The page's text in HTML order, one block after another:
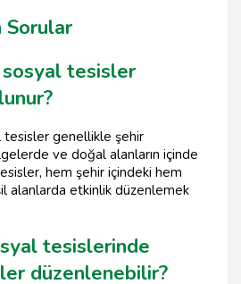
Sorular
tesisler
genellikle şehir
ve doğal alanların içinde
hem şehir içindeki hem
alanlarda etkinlik düzenlemek
tesislerinde
düzenlenebilir?